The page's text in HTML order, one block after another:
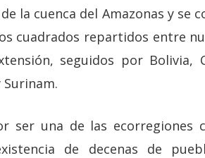
la cuenca del Amazonas y se
cuadrados repartidos entre
seguidos por Bolivia,
Surinam.
ser una de las ecorregiones
de decenas de